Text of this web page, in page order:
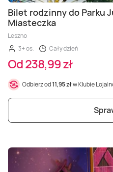
Bilet rodzinny do Parku
Miasteczka
Leszno
3+ os.
Cały dzień
Od 238,99 zł
Odbierz od11,95 złw Klubie